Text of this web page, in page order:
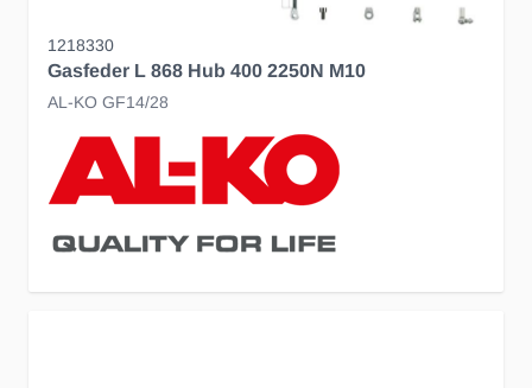
1218330
Gasfeder L 868 Hub 400 2250N M10
AL-KO GF14/28